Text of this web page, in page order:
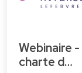
Webinaire
charte d…